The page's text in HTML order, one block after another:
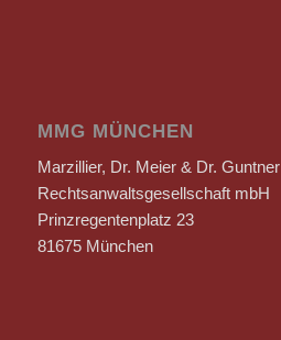
MMG MÜNCHEN
Marzillier, Dr. Meier & Dr. Guntner
Rechtsanwaltsgesellschaft mbH
Prinzregentenplatz 23
81675 München